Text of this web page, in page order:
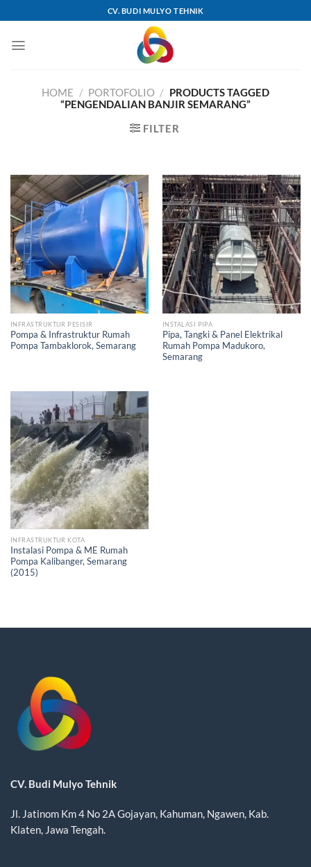
to
content
CV. BUDI MULYO TEHNIK
HOME / PORTOFOLIO / PRODUCTS TAGGED
“PENGENDALIAN BANJIR SEMARANG”
FILTER
INFRASTRUKTUR PESISIR
Pompa & Infrastruktur Rumah
Pompa Tambaklorok, Semarang
INSTALASI PIPA
Pipa, Tangki & Panel Elektrikal
Rumah Pompa Madukoro,
Semarang
INFRASTRUKTUR KOTA
Instalasi Pompa & ME Rumah
Pompa Kalibanger, Semarang
(2015)
CV. Budi Mulyo Tehnik
Jl. Jatinom Km 4 No 2A Gojayan, Kahuman, Ngawen, Kab.
Klaten, Jawa Tengah.